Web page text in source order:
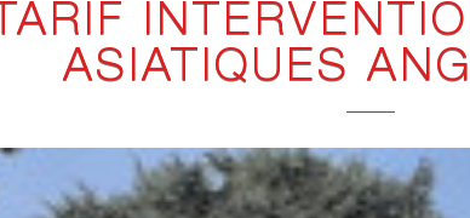
TARIF
ASIATIQUES